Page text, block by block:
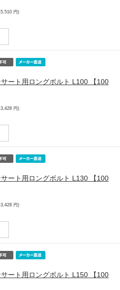
円)
ート用ロングボルト L100 【100
円)
ート用ロングボルト L130 【100
円)
ート用ロングボルト L150 【100